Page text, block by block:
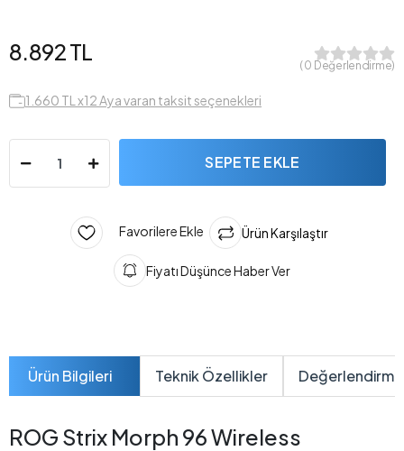
8.892 TL
( 0 Değerlendirme)
1.660 TL x12 Aya varan taksit seçenekleri
SEPETE EKLE
Favorilere Ekle Ürün Karşılaştır
Fiyatı Düşünce Haber Ver
Ürün Bilgileri Teknik Özellikler
ROG Strix Morph 96 Wireless